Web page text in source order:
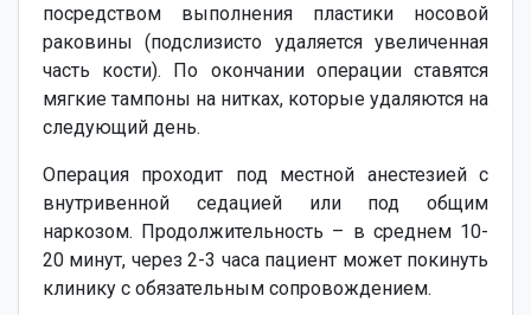
посредством выполнения пластики носовой
раковины (подслизисто удаляется увеличенная
часть кости). По окончании операции ставятся
мягкие тампоны на нитках, которые удаляются на
следующий день.
Операция проходит под местной анестезией с
внутривенной седацией или под общим
наркозом. Продолжительность – в среднем 10-
20 минут, через 2-3 часа пациент может покинуть
клинику с обязательным сопровождением.